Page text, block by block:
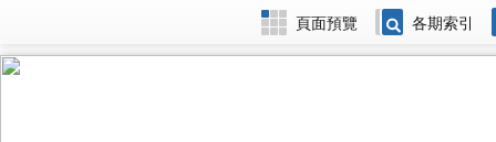
頁面預覽 各期索引